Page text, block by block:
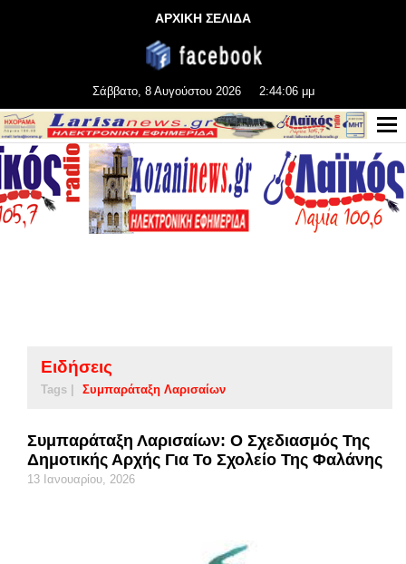
ΑΡΧΙΚΗ ΣΕΛΙΔΑ
Σάββατο, 8 Αυγούστου 2026 2:44:07 μμ
Ειδήσεις
Tags | Συμπαράταξη Λαρισαίων
Συμπαράταξη Λαρισαίων: Ο Σχεδιασμός Της
Δημοτικής Αρχής Για Το Σχολείο Της Φαλάνης
13 Ιανουαρίου, 2026